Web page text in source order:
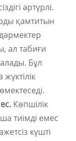
әртүрлі.
қамтитын
ал табиғи
Бұл
Көпшілік
тиімді емес
күшті